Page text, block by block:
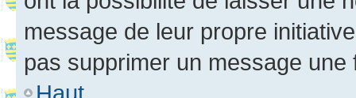
message de leur propre
pas supprimer un message une
Haut